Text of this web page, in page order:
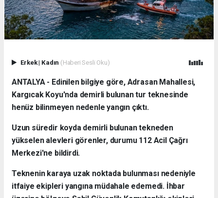
Erkek| Kadın (Haberi Sesli Oku)
ANTALYA - Edinilen bilgiye göre, Adrasan Mahallesi,
Kargıcak Koyu'nda demirli bulunan tur teknesinde
henüz bilinmeyen nedenle yangın çıktı.
Uzun süredir koyda demirli bulunan tekneden
yükselen alevleri görenler, durumu 112 Acil Çağrı
Merkezi'ne bildirdi.
Teknenin karaya uzak noktada bulunması nedeniyle
itfaiye ekipleri yangına müdahale edemedi. İhbar